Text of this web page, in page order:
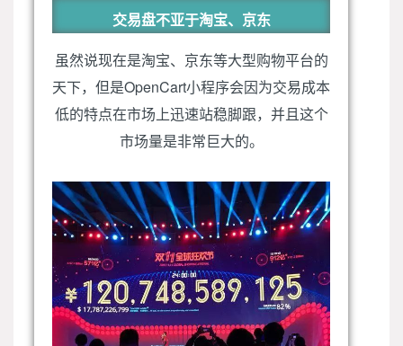
交易盘不亚于淘宝、京东
虽然说现在是淘宝、京东等大型购物平台的
天下，但是OpenCart小程序会因为交易成本
低的特点在市场上迅速站稳脚跟，并且这个
市场量是非常巨大的。